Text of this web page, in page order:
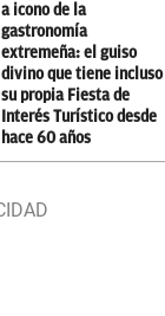
a icono de la
gastronomía
extremeña: el guiso
divino que tiene incluso
su propia Fiesta de
Interés Turístico desde
hace 60 años